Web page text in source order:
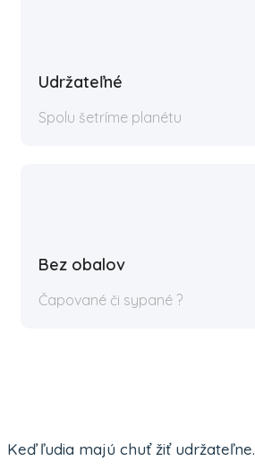
Udržateľné
Spolu šetríme planétu
Bez obalov
Čapované či sypané ?
Keď ľudia majú chuť žiť udržateľne.